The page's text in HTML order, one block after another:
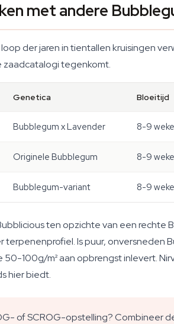
met andere
der jaren in tientallen kruisingen
zaadcatalogi tegenkomt.
Genetica Bloeitijd
Bubblegum x Lavender 8-9
Originele Bubblegum 8-9
Bubblegum-variant 8-9
ten opzichte van een
terpenenprofiel. Is puur,
50-100g/m² aan opbrengst inlevert.
hier biedt.
of SCROG-opstelling?